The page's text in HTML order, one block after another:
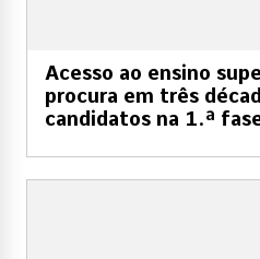
Acesso ao ensino
procura em três
candidatos na 1.ª